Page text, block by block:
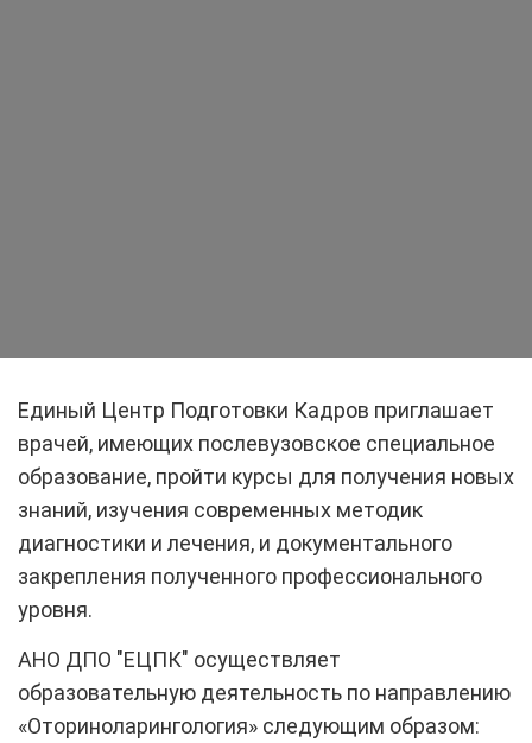
Единый Центр Подготовки Кадров приглашает
врачей, имеющих послевузовское специальное
образование, пройти курсы для получения новых
знаний, изучения современных методик
диагностики и лечения, и документального
закрепления полученного профессионального
уровня.
АНО ДПО "ЕЦПК" осуществляет
образовательную деятельность по направлению
«Оториноларингология» следующим образом: